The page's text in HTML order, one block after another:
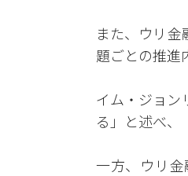
また、ウリ金
題ごとの推進
イム・ジョン
る」と述べ、
一方、ウリ